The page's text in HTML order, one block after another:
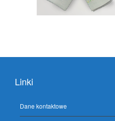
Linki
Dane kontaktowe